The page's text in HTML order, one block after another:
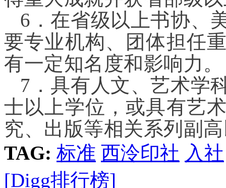
6．在省级以上书协、
要专业机构、团体担任
有一定知名度和影响力。
7．具有人文、艺术学
士以上学位，或具有艺
究、出版等相关系列副
TAG: 标准 西泠印社 入社
[Digg排行榜]